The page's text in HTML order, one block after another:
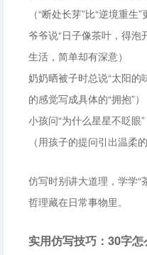
（“断处长芽”比“逆境重生”
爷爷说“日子像茶叶，得泡
生活，简单却有深意）
奶奶晒被子时总说“太阳的
的感觉写成具体的“拥抱”）
小孩问“为什么星星不眨眼
（用孩子的提问引出温柔的
仿写时别讲大道理，学学“
哲理藏在日常事物里。
实用仿写技巧：30字怎